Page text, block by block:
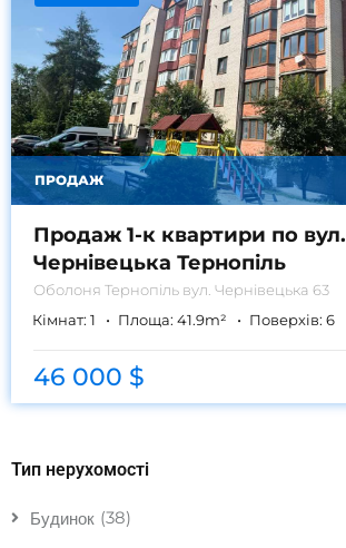
ПРОДАЖ
Продаж 1-к квартири по вул.
Чернівецька Тернопіль
Оболоня Тернопіль вул. Чернівецька 63
Кімнат: 1 Площа: 41.9m² Поверхів: 6
46 000 $
Тип нерухомості
Будинок (38)